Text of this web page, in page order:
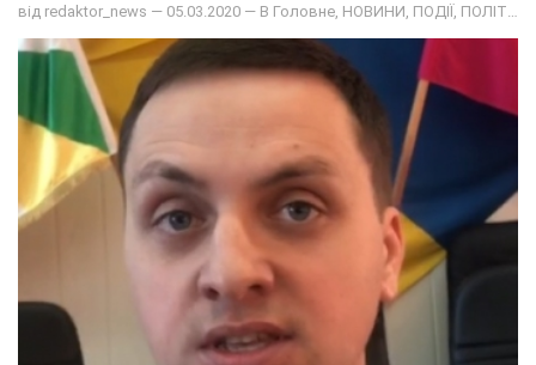
від redaktor_news — 05.03.2020 — В Головне НОВИНИ ПОДІЇ ПОЛІТИКА